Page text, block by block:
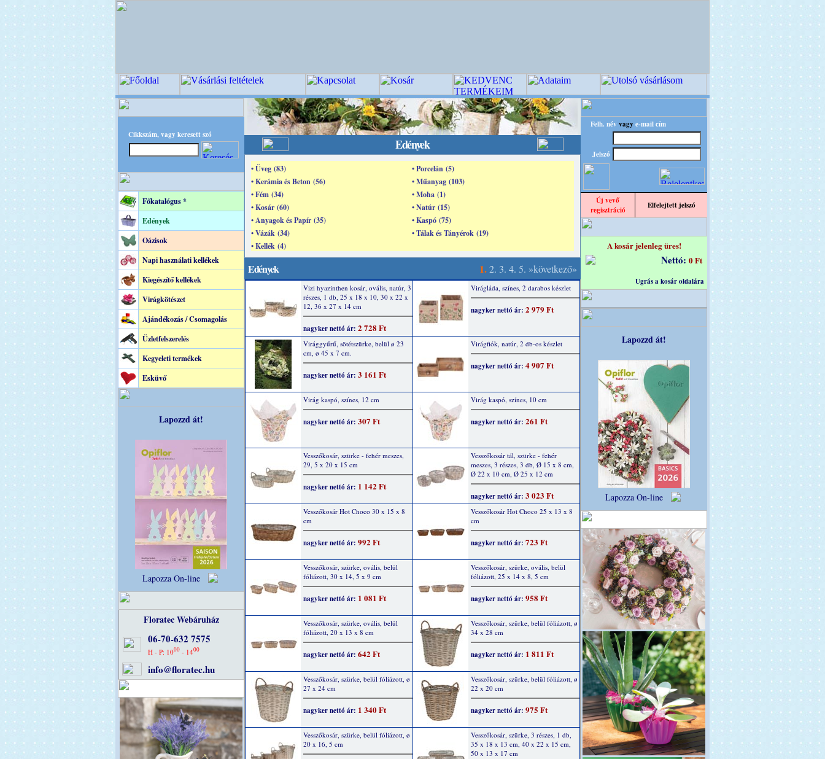
Cikkszám, vagy keresett szó
Főkatalógus *
Edények
Oázisok
Napi használati kellékek
Kiegészítő kellékek
Virágkötészet
Ajándékozás / Csomagolás
Üzletfelszerelés
Kegyeleti termékek
Esküvő
Lapozzd át!
Lapozza On-line
Floratec Webáruház
06-70-632 7575
H - P: 1000- 1400
info@floratec.hu
Edények
• Üveg (83)
• Porcelán (5)
• Kerámia és Beton (56)
• Műanyag (103)
• Fém (34)
• Moha (1)
• Kosár (60)
• Natúr (15)
• Anyagok és Papír (35)
• Kaspó (75)
• Vázák (34)
• Tálak és Tányérok (19)
• Kellék (4)
Edények 1.2. 3. 4. 5. »következő»
Vizi hyazinthen kosár, ovális, natúr, 3
részes, 1 db, 25 x 18 x 10, 30 x 22 x
12, 36 x 27 x 14 cm
nagyker nettó ár: 2 728 Ft
Virágláda, színes, 2 darabos készlet
nagyker nettó ár: 2 979 Ft
Virággyűrű, sötétszürke, belül ø 23
cm, ø 45 x 7 cm.
nagyker nettó ár: 3 161 Ft
Virágfiók, natúr, 2 db-os készlet
nagyker nettó ár: 4 907 Ft
Virág kaspó, színes, 12 cm
nagyker nettó ár: 307 Ft
Virág kaspó, színes, 10 cm
nagyker nettó ár: 261 Ft
Vesszőkosár, szürke - fehér meszes,
29, 5 x 20 x 15 cm
nagyker nettó ár: 1 142 Ft
Vesszőkosár tál, szürke - fehér
meszes, 3 részes, 3 db, Ø 15 x 8 cm,
Ø 22 x 10 cm, Ø 25 x 12 cm
nagyker nettó ár: 3 023 Ft
Vesszőkosár Hot Choco 30 x 15 x 8
cm
nagyker nettó ár: 992 Ft
Vesszőkosár Hot Choco 25 x 13 x 8
cm
nagyker nettó ár: 723 Ft
Vesszőkosár, szürke, ovális, belül
fóliázott, 30 x 14, 5 x 9 cm
nagyker nettó ár: 1 081 Ft
Vesszőkosár, szürke, ovális, belül
fóliázott, 25 x 14 x 8, 5 cm
nagyker nettó ár: 958 Ft
Vesszőkosár, szürke, ovális, belül
fóliázott, 20 x 13 x 8 cm
nagyker nettó ár: 642 Ft
Vesszőkosár, szürke, belül fóliázott, ø
34 x 28 cm
nagyker nettó ár: 1 811 Ft
Vesszőkosár, szürke, belül fóliázott, ø
27 x 24 cm
nagyker nettó ár: 1 340 Ft
Vesszőkosár, szürke, belül fóliázott, ø
22 x 20 cm
nagyker nettó ár: 975 Ft
Vesszőkosár, szürke, belül fóliázott, ø
20 x 16, 5 cm
Vesszőkosár, szürke, 3 részes, 1 db,
35 x 18 x 13 cm, 40 x 22 x 15 cm,
50 x 13 x 17 cm
Felh. név vagy e-mail cím
Jelszó
Új vevő
regisztráció
Elfelejtett jelszó
A kosár jelenleg üres!
Nettó: 0 Ft
Ugrás a kosár oldalára
Lapozzd át!
Lapozza On-line